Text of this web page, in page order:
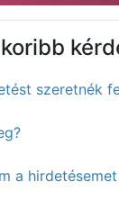
szeretnék
a